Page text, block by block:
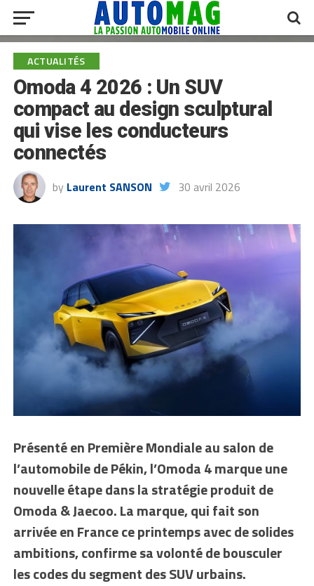
ACTUALITÉS
Omoda 4 2026 : Un SUV
compact au design sculptural
qui vise les conducteurs
connectés
by Laurent SANSON 30 avril 2026
Présenté en Première Mondiale au salon de
l’automobile de Pékin, l’Omoda 4 marque une
nouvelle étape dans la stratégie produit de
Omoda & Jaecoo. La marque, qui fait son
arrivée en France ce printemps avec de solides
ambitions, confirme sa volonté de bousculer
les codes du segment des SUV urbains.